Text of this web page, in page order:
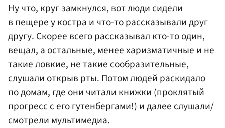
Ну что, круг замкнулся, вот люди сидели
в пещере у костра и что-то рассказывали друг
другу. Скорее всего рассказывал кто-то один,
вещал, а остальные, менее харизматичные и не
такие ловкие, не такие сообразительные,
слушали открыв рты. Потом людей раскидало
по домам, где они читали книжки (проклятый
прогресс с его гутенбергами!) и далее слушали/
смотрели мультимедиа.